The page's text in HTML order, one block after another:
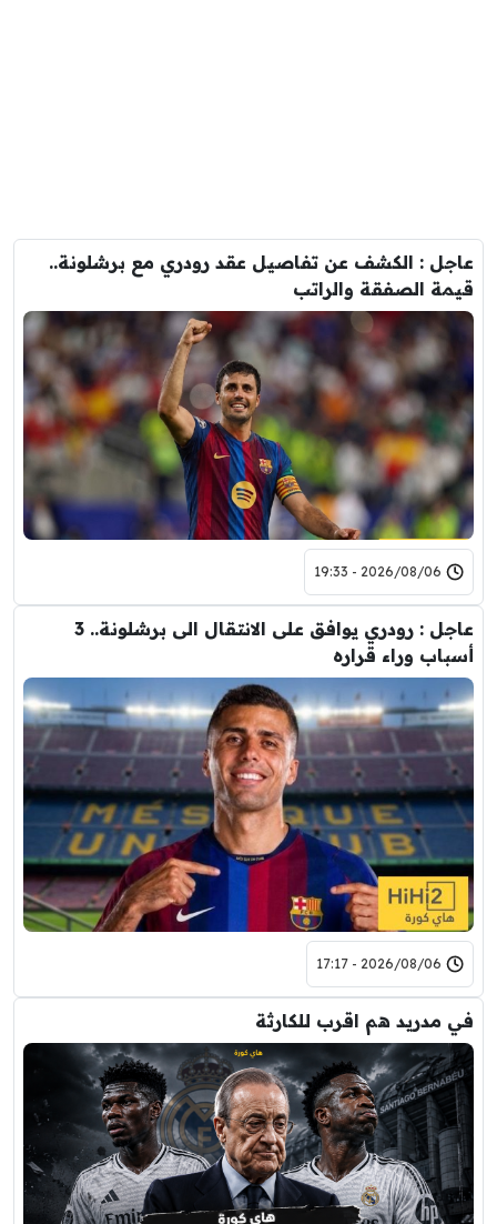
عاجل : الكشف عن تفاصيل عقد رودري مع برشلونة..
قيمة الصفقة والراتب
2026/08/06 - 19:33
عاجل : رودري يوافق على الانتقال الى برشلونة.. 3
أسباب وراء قراره
2026/08/06 - 17:17
في مدريد هم اقرب للكارثة